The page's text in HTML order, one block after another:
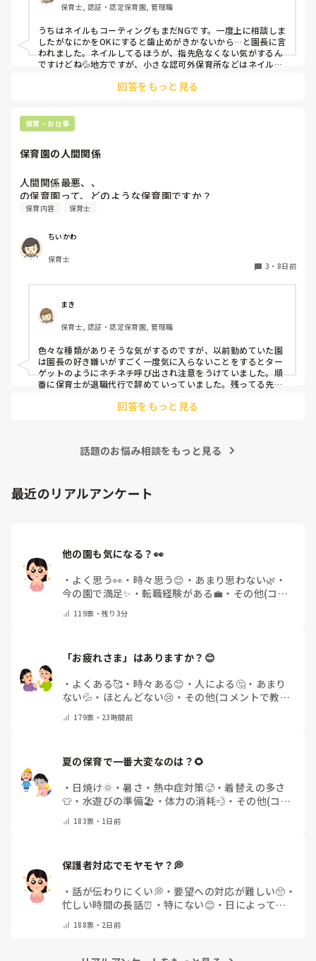
そもそもどうしてネイルがNGだったんだっけ？とだんだん
わからなくなって来ました笑
他の園ではどのような感じなのか教えていただけたら嬉しい
です。
保育士, 認証・認定保育園, 管理職
うちはネイルもコーティングもまだNGです。一度上に相談しま
したがなにかをOKにすると歯止めがきかないから…と園長に言
われました。ネイルしてるほうが、指先危なくない気がするん
ですけどね💦地方ですが、小さな認可外保育所などはネイル
回答をもっと見る
保育・お仕事
保育園の人間関係
人間関係最悪、、
の保育園って、どのような保育園ですか？
保育内容 保育士
ちいかわ
保育士
3 ・ 8日前
まき
保育士, 認証・認定保育園, 管理職
色々な種類がありそうな気がするのですが、以前勤めていた園
は園長の好き嫌いがすごく一度気に入らないことをするとター
ゲットのようにネチネチ呼び出され注意をうけていました。順
番に保育士が退職代行で辞めていっていました。残ってる先生
由にできずで、やめたいけど子どもたちのことを思うとやめれ
回答をもっと見る
話題のお悩み相談をもっと見る
最近のリアルアンケート
他の園も気になる？👀
・ よく思う👀 ・ 時々思う😊 ・ あまり思わない🌿 ・
今の園で満足✨ ・転職経験がある💼 ・ その他(コメ
119票・残り3分
「お疲れさま」はありますか？😊
・ よくある🥰 ・ 時々ある😊 ・ 人による🤔 ・ あまり
ない💦 ・ ほとんどない😢 ・ その他(コメントで教え
179票・ 23時間前
夏の保育で一番大変なのは？🌻
・ 日焼け🌞 ・暑さ・熱中症対策🥵・着替えの多さ
👕 ・ 水遊びの準備🏖️ ・ 体力の消耗💨 ・ その他(コメ
183票・ 1日前
保護者対応でモヤモヤ？💭
・話が伝わりにくい💭 ・ 要望への対応が難しい🥺 ・
忙しい時間の長話⏰ ・ 特にない😊 ・ 日によって違
188票・ 2日前